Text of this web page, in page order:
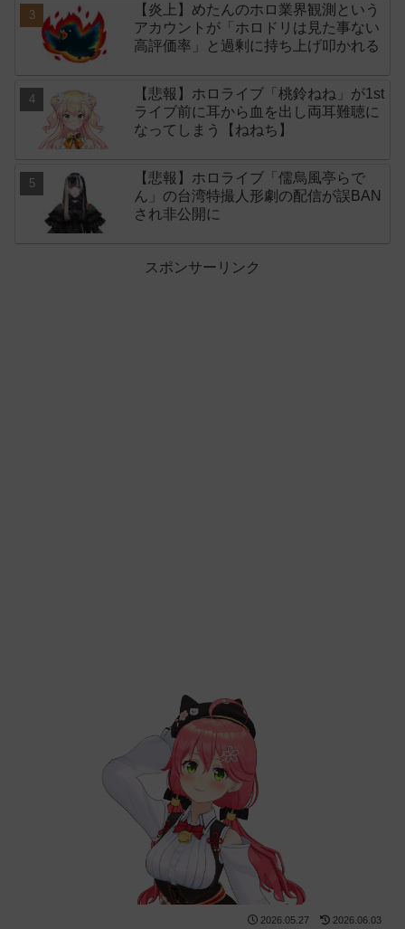
「NeoBright（ネオブライト）」が謝
罪！
【炎上】めたんのホロ業界観測という
アカウントが「ホロドリは見た事ない
高評価率」と過剰に持ち上げ叩かれる
【悲報】ホロライブ「桃鈴ねね」が1st
ライブ前に耳から血を出し両耳難聴に
なってしまう【ねねち】
【悲報】ホロライブ「儒烏風亭らで
ん」の台湾特撮人形劇の配信が誤BAN
され非公開に
スポンサーリンク
2026.05.27 2026.06.03